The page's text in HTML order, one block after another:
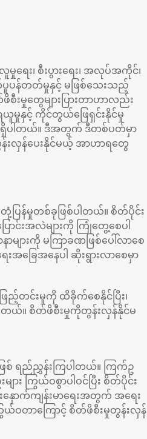
း၊ စီးပွားရေး၊ အလုပ်အကိုင်၊
တ်ပူပန်တတ်မှုနှင့် မဖြစ်သေးသည့်
းမှုတွေများပြားတာဟာလည်း
ယူမှုနှင့် ကိုင်တွယ်ဖြေရှင်းနိုင်မှု
ာရှိပါတယ်။ ဒီအတွက် ဒီတစ်ပတ်မှာ
လှန်ပေးနိုင်မယ့် အာဟာရတွေ
ပြန်မှုတစ်ခုဖြစ်ပါတယ်။ စိတ်ပိုင်း
ာင်းအလဲများကို ကြုံတွေ့စေပါ
ားကို မကြာခဏဖြစ်ပေါ်လာစေ
အခြေအနေပါ ဆိုးရွားလာစေမှာ
ည့်တင်းမှုကို ထိခိုက်စေနိုင်ပြီး၊
ယ်။ စိတ်ဖိစီးမှုကိုတွန်းလှန်နိုင်မ
ြစ် ရည်ညွှန်းကြပါတယ်။ ကြက်ဥ
း ကြွယ်ဝစွာပါဝင်ပြီး စိတ်ပိုင်း
နှောက်ကျန်းမာရေးအတွက် အရေး
ြွယ်ဝတာကြောင့် စိတ်ဖိစီးမှုတွန်းလှန်